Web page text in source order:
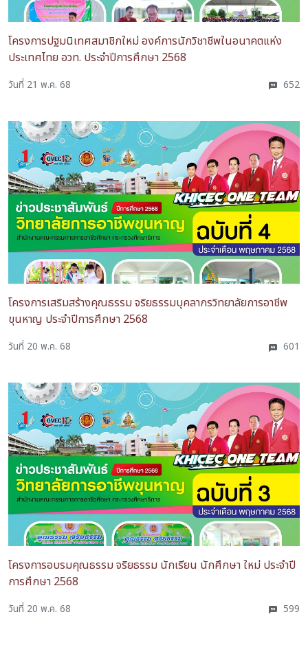
โครงการปฐมนิเทศสมาชิกใหม่ องค์การนักวิชาชีพในอนาคตแห่ง
ประเทศไทย อวท. ประจำปีการศึกษา 2568
วันที่ 21 พ.ค. 68 652
โครงการเสริมสร้างคุณธรรม จริยธรรมบุคลากรวิทยาลัยการอาชีพ
ขุนหาญ ประจำปีการศึกษา 2568
วันที่ 20 พ.ค. 68 601
โครงการอบรมคุณธรรม จริยธรรม นักเรียน นักศึกษา ใหม่ ประจำปี
การศึกษา 2568
วันที่ 20 พ.ค. 68 599